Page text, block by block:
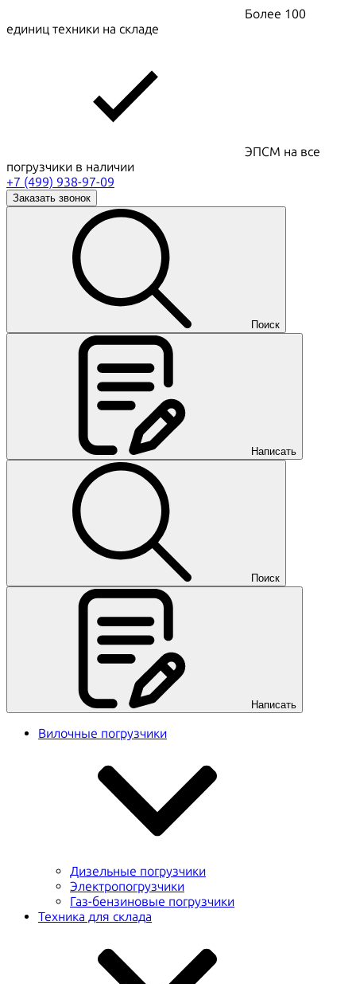
Более 100
единиц техники на складе
ЭПСМ на все
погрузчики в наличии
+7 (499) 938-97-09
Заказать звонок
Поиск
Написать
Поиск
Написать
Вилочные погрузчики
Дизельные погрузчики
Электропогрузчики
Газ-бензиновые погрузчики
Техника для склада